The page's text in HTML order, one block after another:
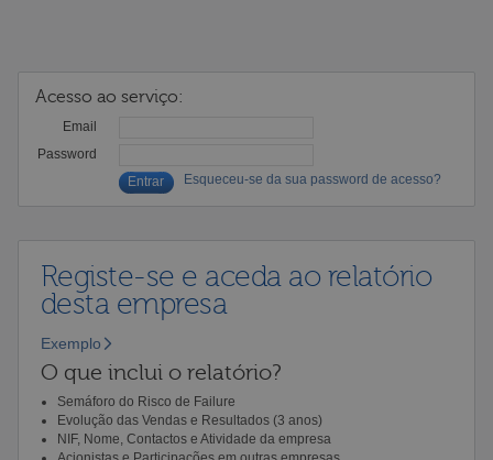
Acesso ao serviço:
Email
Password
Esqueceu-se da sua password de acesso?
Registe-se e aceda ao relatório
desta empresa
Exemplo
O que inclui o relatório?
Semáforo do Risco de Failure
Evolução das Vendas e Resultados (3 anos)
NIF, Nome, Contactos e Atividade da empresa